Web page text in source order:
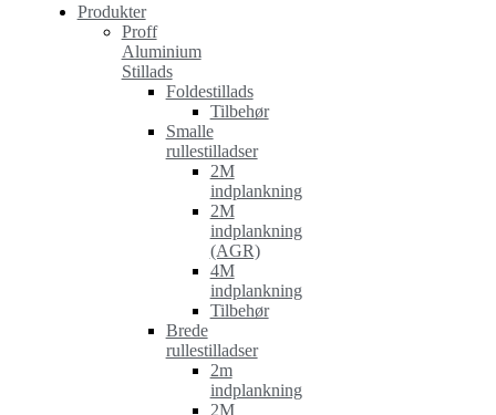
Produkter
Proff
Aluminium
Stillads
Foldestillads
Tilbehør
Smalle
rullestilladser
2M
indplankning
2M
indplankning
(AGR)
4M
indplankning
Tilbehør
Brede
rullestilladser
2m
indplankning
2M